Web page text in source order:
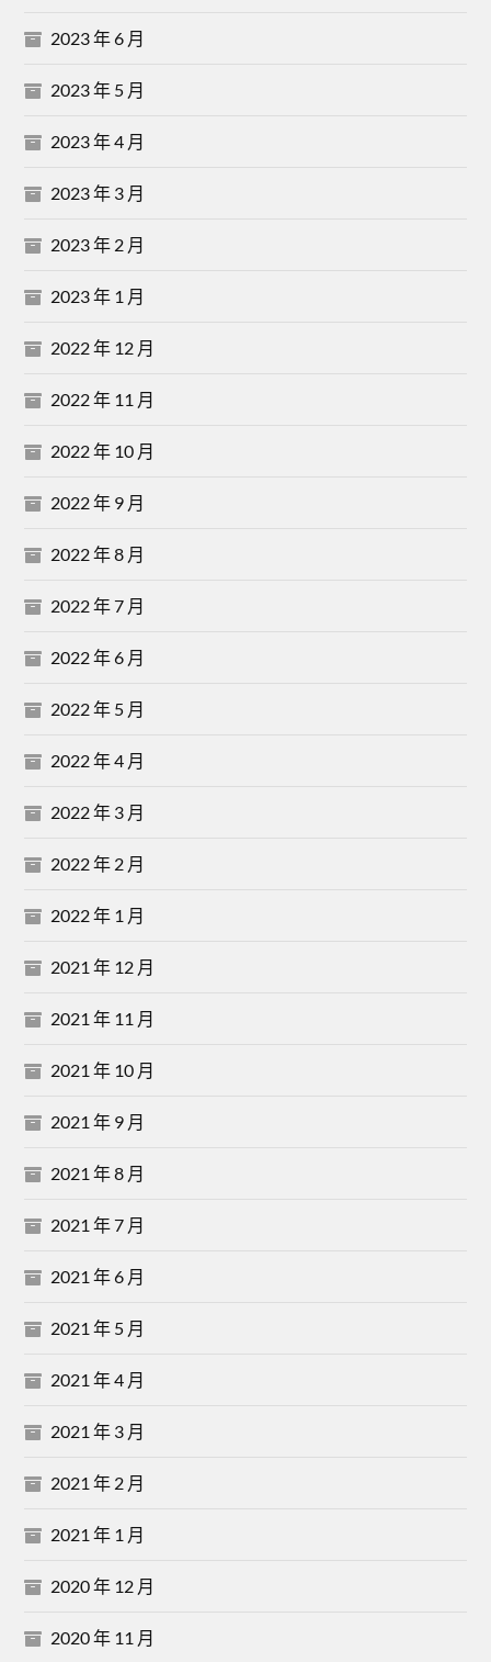
2023 年 6 月
2023 年 5 月
2023 年 4 月
2023 年 3 月
2023 年 2 月
2023 年 1 月
2022 年 12 月
2022 年 11 月
2022 年 10 月
2022 年 9 月
2022 年 8 月
2022 年 7 月
2022 年 6 月
2022 年 5 月
2022 年 4 月
2022 年 3 月
2022 年 2 月
2022 年 1 月
2021 年 12 月
2021 年 11 月
2021 年 10 月
2021 年 9 月
2021 年 8 月
2021 年 7 月
2021 年 6 月
2021 年 5 月
2021 年 4 月
2021 年 3 月
2021 年 2 月
2021 年 1 月
2020 年 12 月
2020 年 11 月